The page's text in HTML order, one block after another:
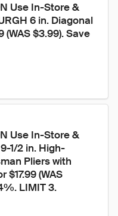
Use In-Store &
6 in. Diagonal
(WAS $3.99). Save
Use In-Store &
1/2 in. High-
Pliers with
$17.99 (WAS
LIMIT 3.